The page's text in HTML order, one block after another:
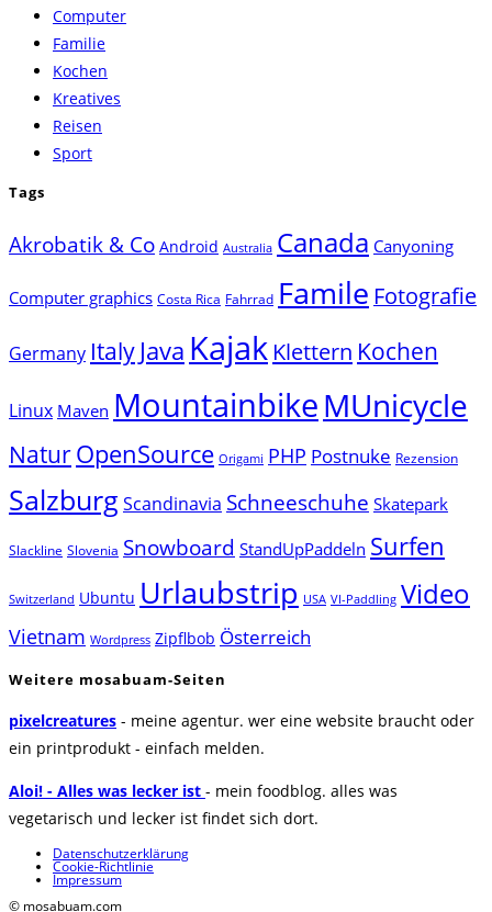
Computer
Familie
Kochen
Kreatives
Reisen
Sport
Tags
Akrobatik & Co Android Australia Canada Canyoning
Computer graphics Costa Rica Fahrrad Famile Fotografie
Germany Italy Java Kajak Klettern Kochen
Linux Maven MountainbikeMUnicycle
NaturOpenSource Origami PHP Postnuke Rezension
SalzburgScandinavia Schneeschuhe Skatepark
Slackline Slovenia Snowboard StandUpPaddeln Surfen
Switzerland Ubuntu Urlaubstrip USA VI-Paddling Video
Vietnam Wordpress Zipflbob Österreich
Weitere mosabuam-Seiten
pixelcreatures - meine agentur. wer eine website braucht oder
ein printprodukt - einfach melden.
Aloi! - Alles was lecker ist - mein foodblog. alles was
vegetarisch und lecker ist findet sich dort.
Datenschutzerklärung
Cookie-Richtlinie
Impressum
© mosabuam.com